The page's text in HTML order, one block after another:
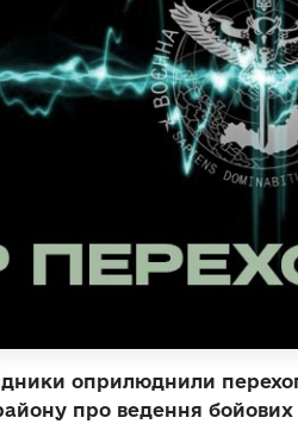
оприлюднили
про ведення бойових